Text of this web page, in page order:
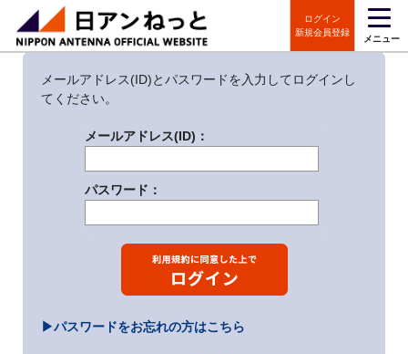
ログイン
新規会員登録
メニュー
ログイン
メールアドレス(ID)とパスワードを入力してログインし
てください。
メールアドレス(ID)：
パスワード：
▶パスワードをお忘れの方はこちら